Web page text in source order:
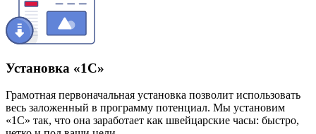
Установка «1С»
Грамотная первоначальная установка позволит использовать
весь заложенный в программу потенциал. Мы установим
«1С» так, что она заработает как швейцарские часы: быстро,